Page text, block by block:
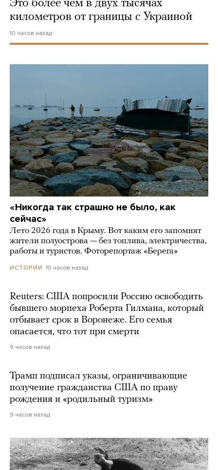
Это более чем в двух тысячах
километров от границы с Украиной
10 часов назад
«Никогда так страшно не было, как
сейчас»
Лето 2026 года в Крыму. Вот каким его запомнят
жители полуострова — без топлива, электричества,
работы и туристов. Фоторепортаж «Берега»
ИСТОРИИ 10 часов назад
Reuters: США попросили Россию освободить
бывшего морпеха Роберта Гилмана, который
отбывает срок в Воронеже. Его семья
опасается, что тот при смерти
9 часов назад
Трамп подписал указы, ограничивающие
получение гражданства США по праву
рождения и «родильный туризм»
9 часов назад